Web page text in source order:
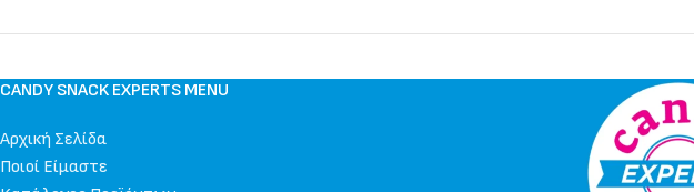
CANDY SNACK EXPERTS MENU
Αρχική Σελίδα
Ποιοί Είμαστε